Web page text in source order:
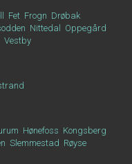
Fet Frogn Drøbak
Nittedal
Oppegård
Vestby
Hønefoss Kongsberg
Slemmestad Røyse